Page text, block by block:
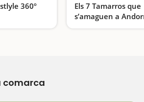
360º
Un centre d’oci indoor per a totes les edats, a Andorra la Vella
Els 7 Tamarros que
s’amaguen a
comarca